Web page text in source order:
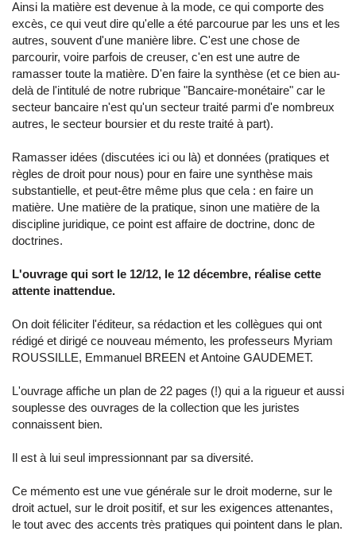
Ainsi la matière est devenue à la mode, ce qui comporte des
excès, ce qui veut dire qu'elle a été parcourue par les uns et les
autres, souvent d'une manière libre. C'est une chose de
parcourir, voire parfois de creuser, c'en est une autre de
ramasser toute la matière. D'en faire la synthèse (et ce bien au-
delà de l'intitulé de notre rubrique "Bancaire-monétaire" car le
secteur bancaire n'est qu'un secteur traité parmi d'e nombreux
autres, le secteur boursier et du reste traité à part).
Ramasser idées (discutées ici ou là) et données (pratiques et
règles de droit pour nous) pour en faire une synthèse mais
substantielle, et peut-être même plus que cela : en faire un
matière. Une matière de la pratique, sinon une matière de la
discipline juridique, ce point est affaire de doctrine, donc de
doctrines.
L'ouvrage qui sort le 12/12, le 12 décembre, réalise cette
attente inattendue.
On doit féliciter l'éditeur, sa rédaction et les collègues qui ont
rédigé et dirigé ce nouveau mémento, les professeurs Myriam
ROUSSILLE, Emmanuel BREEN et Antoine GAUDEMET.
L'ouvrage affiche un plan de 22 pages (!) qui a la rigueur et aussi
souplesse des ouvrages de la collection que les juristes
connaissent bien.
Il est à lui seul impressionnant par sa diversité.
Ce mémento est une vue générale sur le droit moderne, sur le
droit actuel, sur le droit positif, et sur les exigences attenantes,
le tout avec des accents très pratiques qui pointent dans le plan.